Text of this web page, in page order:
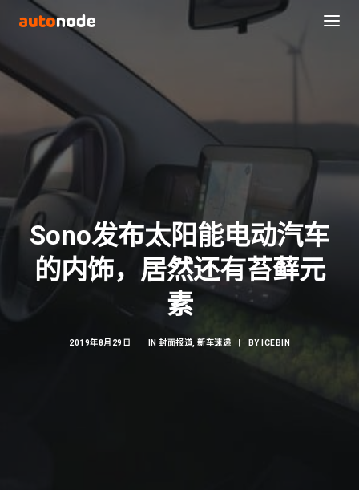
Search
Sono发布太阳能电动汽车
的内饰，居然还有苔藓元
素
2019年8月29日 IN 封面报道 新车速递 BY ICEBIN